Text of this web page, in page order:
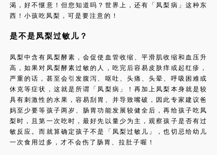
渴，好不惬意！但您知道吗？世界上，还有「凤梨病」这种东
西！小孩吃凤梨，可是要注意的！
是不是凤梨过敏儿？
凤梨中含有凤梨酵素，会促使血管收缩、平滑肌收缩和血压升
高，如果对凤梨酵素过敏的人，吃完后容易皮肤痒或起红疹，
严重的话，甚至会引发腹泻、呕吐、头痛、头晕、呼吸困难或
休克等症状，这就是所谓「凤梨病」！再加上凤梨本身就是较
具有刺激性的水果，容易刮胃、并导致嘴破，因此专家建议爸
妈至少要等孩子两岁、肠胃功能发展较健全后，再给孩子吃凤
梨时，且第一次吃时，最好先以量少为主，观察孩子是否有过
敏反应。而就算确定孩子不是「凤梨过敏儿」，也切忌给幼儿
一次食用过多，才不会伤了肠胃、拉肚子喔！